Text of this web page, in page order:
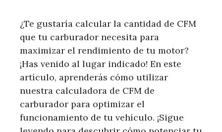
¿Te gustaría calcular la cantidad de CFM
que tu carburador necesita para
maximizar el rendimiento de tu motor?
¡Has venido al lugar indicado! En este
artículo, aprenderás cómo utilizar
nuestra calculadora de CFM de
carburador para optimizar el
funcionamiento de tu vehículo. ¡Sigue